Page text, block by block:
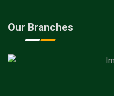
Our Branches